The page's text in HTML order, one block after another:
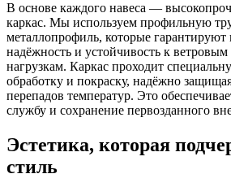
В основе каждого навеса —
каркас. Мы используем профильную
металлопрофиль, которые
надёжность и устойчивость к
нагрузкам. Каркас проходит
обработку и покраску, надёжно
перепадов температур. Это
службу и сохранение первозданного
Эстетика, которая
стиль